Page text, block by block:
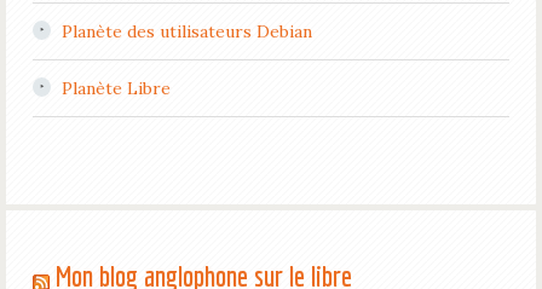
Planète des utilisateurs Debian
Planète Libre
Mon blog anglophone sur le libre